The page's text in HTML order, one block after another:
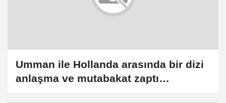
Umman ile Hollanda arasında bir dizi
anlaşma ve mutabakat zaptı
imzalandı